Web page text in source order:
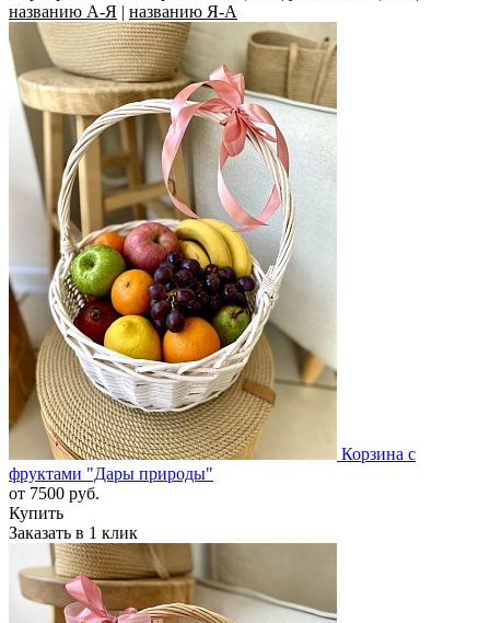
названию А-Я | названию Я-А
Корзина с
фруктами "Дары природы"
от 7500 руб.
Купить
Заказать в 1 клик